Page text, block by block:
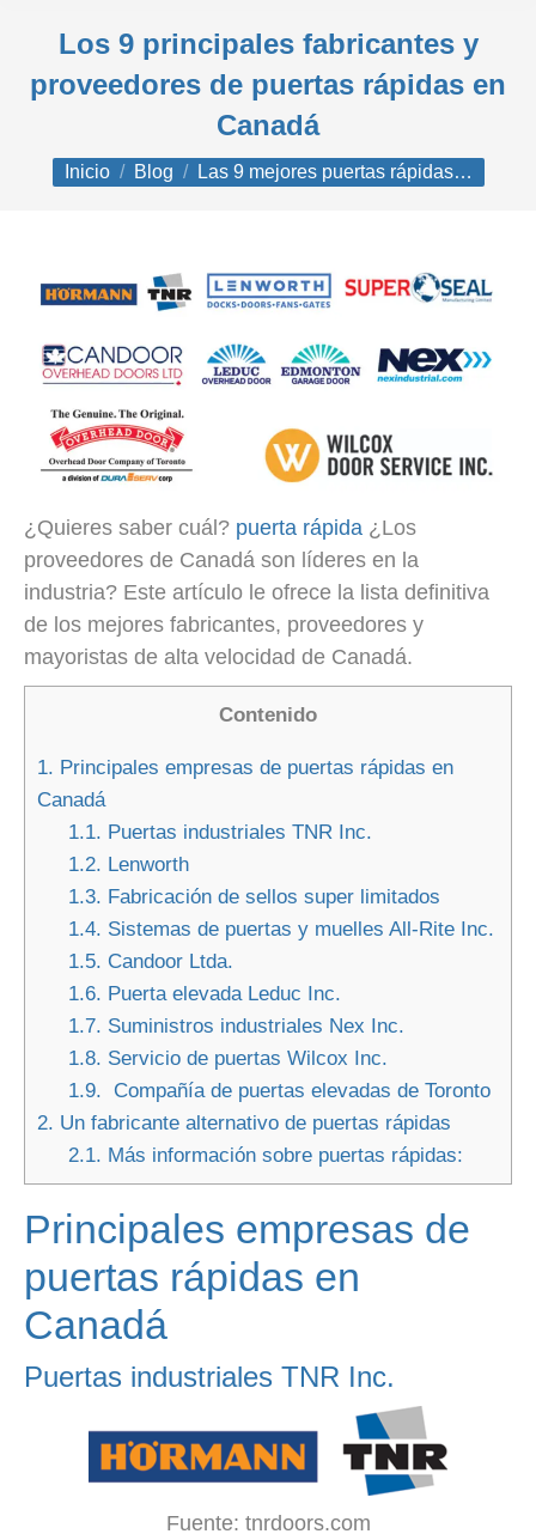
Los 9 principales fabricantes y
proveedores de puertas rápidas en
Canadá
Estás aquí:
Inicio Blog Las 9 mejores puertas rápidas…
¿Quieres saber cuál? puerta rápida ¿Los
proveedores de Canadá son líderes en la
industria? Este artículo le ofrece la lista definitiva
de los mejores fabricantes, proveedores y
mayoristas de alta velocidad de Canadá.
Contenido
1. Principales empresas de puertas rápidas en
Canadá
1.1. Puertas industriales TNR Inc.
1.2. Lenworth
1.3. Fabricación de sellos super limitados
1.4. Sistemas de puertas y muelles All-Rite Inc.
1.5. Candoor Ltda.
1.6. Puerta elevada Leduc Inc.
1.7. Suministros industriales Nex Inc.
1.8. Servicio de puertas Wilcox Inc.
1.9. Compañía de puertas elevadas de Toronto
2. Un fabricante alternativo de puertas rápidas
2.1. Más información sobre puertas rápidas:
Principales empresas de
puertas rápidas en
Canadá
Puertas industriales TNR Inc.
Fuente: tnrdoors.com